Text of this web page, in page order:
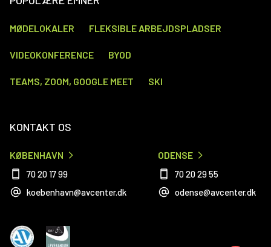
MØDELOKALER FLEKSIBLE ARBEJDSPLADSER
VIDEOKONFERENCE BYOD
TEAMS, ZOOM, GOOGLE MEET SKI
KONTAKT OS
KØBENHAVN
70 20 17 99
koebenhavn@avcenter.dk
ODENSE
70 20 29 55
odense@avcenter.dk